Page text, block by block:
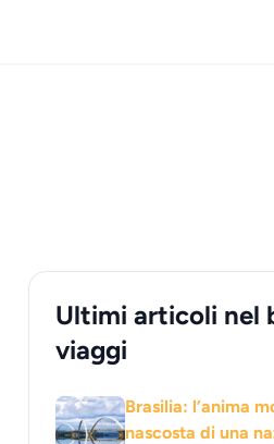
Ultimi articoli nel
viaggi
Brasilia: l’anima
nascosta di una